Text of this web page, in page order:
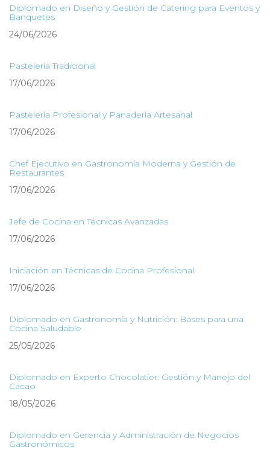
Diplomado en Diseño y Gestión de Catering para Eventos y
Banquetes
24/06/2026
Pastelería Tradicional
17/06/2026
Pastelería Profesional y Panadería Artesanal
17/06/2026
Chef Ejecutivo en Gastronomía Moderna y Gestión de
Restaurantes
17/06/2026
Jefe de Cocina en Técnicas Avanzadas
17/06/2026
Iniciación en Técnicas de Cocina Profesional
17/06/2026
Diplomado en Gastronomía y Nutrición: Bases para una
Cocina Saludable
25/05/2026
Diplomado en Experto Chocolatier: Gestión y Manejo del
Cacao
18/05/2026
Diplomado en Gerencia y Administración de Negocios
Gastronómicos